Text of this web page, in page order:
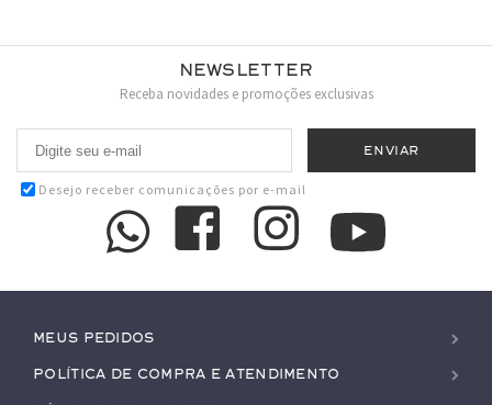
Newsletter
Receba novidades e promoções exclusivas
Desejo receber comunicações por e-mail
Meus pedidos
Política de Compra e Atendimento